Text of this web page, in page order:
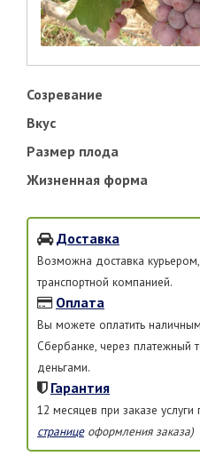
Созревание
Вкус
Размер плода
Жизненная форма
Доставка
Возможна доставка
транспортной компанией.
Оплата
Вы можете оплатить
Сбербанке, через платежный
деньгами.
Гарантия
12 месяцев при заказе услуги
страницеоформления заказа)